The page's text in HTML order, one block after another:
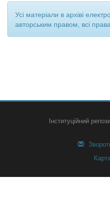
Усі матеріали в архіві
авторським правом, всі
Інституційний